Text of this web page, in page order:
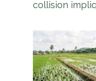
collision